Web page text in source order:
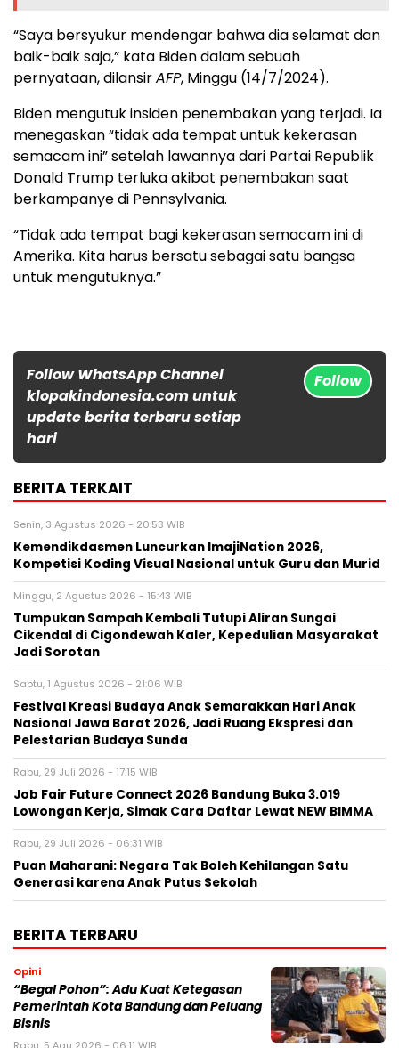
“Saya bersyukur mendengar bahwa dia selamat dan
baik-baik saja,” kata Biden dalam sebuah
pernyataan, dilansirAFP, Minggu (14/7/2024).
Biden mengutuk insiden penembakan yang terjadi. Ia
menegaskan “tidak ada tempat untuk kekerasan
semacam ini” setelah lawannya dari Partai Republik
Donald Trump terluka akibat penembakan saat
berkampanye di Pennsylvania.
“Tidak ada tempat bagi kekerasan semacam ini di
Amerika. Kita harus bersatu sebagai satu bangsa
untuk mengutuknya.”
Follow WhatsApp Channel
klopakindonesia.com untuk
update berita terbaru setiap
hari
Follow
BERITA TERKAIT
Senin, 3 Agustus 2026 - 20:53 WIB
Kemendikdasmen Luncurkan ImajiNation 2026,
Kompetisi Koding Visual Nasional untuk Guru dan Murid
Minggu, 2 Agustus 2026 - 15:43 WIB
Tumpukan Sampah Kembali Tutupi Aliran Sungai
Cikendal di Cigondewah Kaler, Kepedulian Masyarakat
Jadi Sorotan
Sabtu, 1 Agustus 2026 - 21:06 WIB
Festival Kreasi Budaya Anak Semarakkan Hari Anak
Nasional Jawa Barat 2026, Jadi Ruang Ekspresi dan
Pelestarian Budaya Sunda
Rabu, 29 Juli 2026 - 17:15 WIB
Job Fair Future Connect 2026 Bandung Buka 3.019
Lowongan Kerja, Simak Cara Daftar Lewat NEW BIMMA
Rabu, 29 Juli 2026 - 06:31 WIB
Puan Maharani: Negara Tak Boleh Kehilangan Satu
Generasi karena Anak Putus Sekolah
BERITA TERBARU
Opini
“Begal Pohon”: Adu Kuat Ketegasan
Pemerintah Kota Bandung dan Peluang
Bisnis
Rabu, 5 Agu 2026 - 06:11 WIB